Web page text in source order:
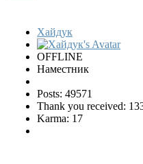
Хайдук
OFFLINE
Наместник
Posts: 49571
Thank you received:
Karma: 17